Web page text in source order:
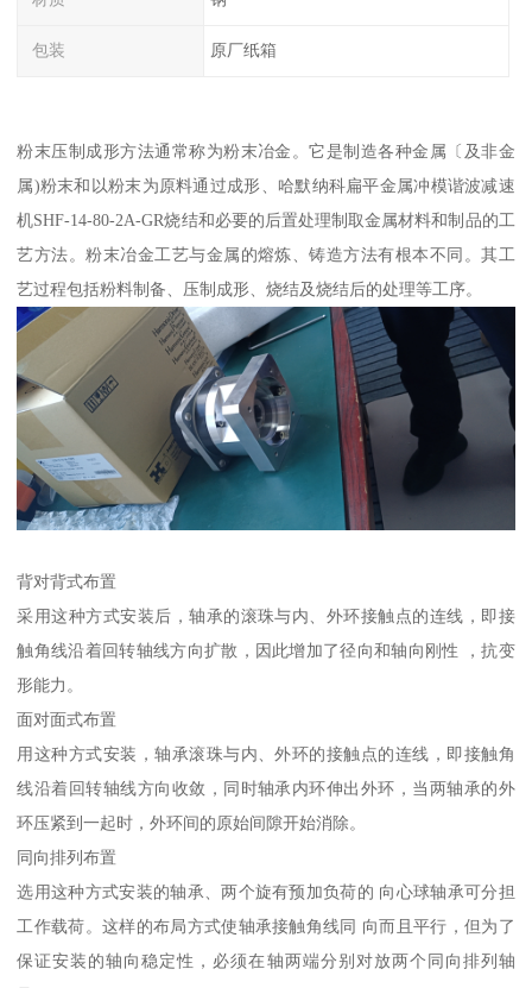
包装 原厂纸箱
粉末压制成形方法通常称为粉末冶金。它是制造各种金属〔及非金
属)粉末和以粉末为原料通过成形、哈默纳科扁平金属冲模谐波减速
机SHF-14-80-2A-GR烧结和必要的后置处理制取金属材料和制品的工
艺方法。粉末冶金工艺与金属的熔炼、铸造方法有根本不同。其工
艺过程包括粉料制备、压制成形、烧结及烧结后的处理等工序。
背对背式布置
采用这种方式安装后，轴承的滚珠与内、外环接触点的连线，即接
触角线沿着回转轴线方向扩散，因此增加了径向和轴向刚性 ，抗变
形能力。
面对面式布置
用这种方式安装，轴承滚珠与内、外环的接触点的连线，即接触角
线沿着回转轴线方向收敛，同时轴承内环伸出外环，当两轴承的外
环压紧到一起时，外环间的原始间隙开始消除。
同向排列布置
选用这种方式安装的轴承、两个旋有预加负荷的 向心球轴承可分担
工作载荷。这样的布局方式使轴承接触角线同 向而且平行，但为了
保证安装的轴向稳定性，必须在轴两端分别对放两个同向排列轴